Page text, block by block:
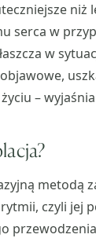
niż
serca w
w
–
metodą
czyli jej